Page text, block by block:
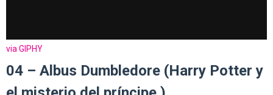
via GIPHY
04 – Albus Dumbledore (Harry Potter y